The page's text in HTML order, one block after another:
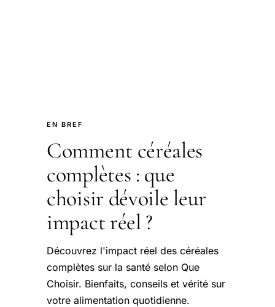
EN BREF
Comment céréales
complètes : que
choisir dévoile leur
impact réel ?
Découvrez l'impact réel des céréales
complètes sur la santé selon Que
Choisir. Bienfaits, conseils et vérité sur
votre alimentation quotidienne.